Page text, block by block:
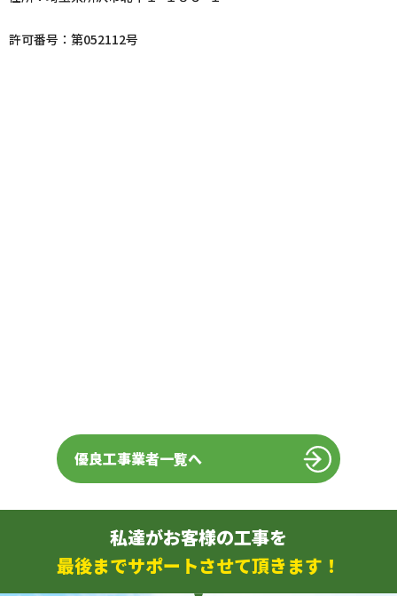
許可番号：第052112号
優良工事業者一覧へ
私達がお客様の工事を
最後までサポートさせて頂きます！